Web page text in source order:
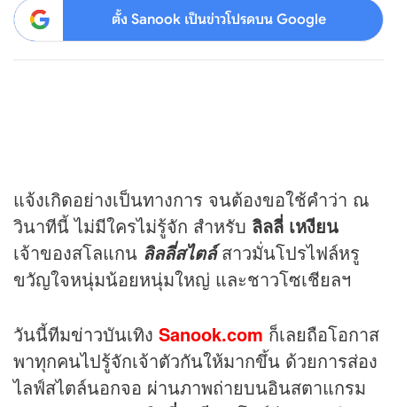
ตั้ง Sanook เป็นข่าวโปรดบน Google
แจ้งเกิดอย่างเป็นทางการ จนต้องขอใช้คำว่า ณ
วินาทีนี้ ไม่มีใครไม่รู้จัก สำหรับ ลิลลี่ เหงียน
เจ้าของสโลแกน ลิลลี่สไตล์สาวมั่นโปรไฟล์หรู
ขวัญใจหนุ่มน้อยหนุ่มใหญ่ และชาวโซเชียลฯ
วันนี้ทีมข่าวบันเทิง Sanook.com ก็เลยถือโอกาส
พาทุกคนไปรู้จักเจ้าตัวกันให้มากขึ้น ด้วยการส่อง
ไลฟ์สไตล์นอกจอ ผ่านภาพถ่ายบนอินสตาแกรม